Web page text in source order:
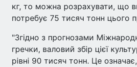
кг, то можна розрахувати, що
потребує 75 тисяч тонн цього
"Згідно з прогнозами
гречки, валовий збір цієї
рівні 90 тисяч тонн. Це